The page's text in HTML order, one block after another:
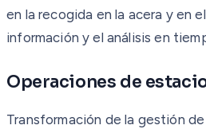
en la recogida en la acera y en
información y el análisis en
Operaciones de
Transformación de la gestión